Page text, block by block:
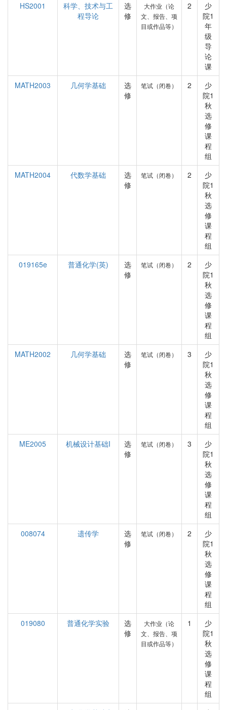
HS2001
科学、技术与工
程导论
选
修
大作业（论
文、报告、项
目或作品等）
2
少
院1
年
级
导
论
课
MATH2003
几何学基础
选
修
笔试（闭卷） 2
少
院1
秋
选
修
课
程
组
MATH2004
代数学基础
选
修
笔试（闭卷） 2
少
院1
秋
选
修
课
程
组
019165e
普通化学(英)
选
修
笔试（闭卷） 2
少
院1
秋
选
修
课
程
组
MATH2002
几何学基础
选
修
笔试（闭卷） 3
少
院1
秋
选
修
课
程
组
ME2005
机械设计基础I
选
修
笔试（闭卷） 3
少
院1
秋
选
修
课
程
组
008074
遗传学
选
修
笔试（闭卷） 2
少
院1
秋
选
修
课
程
组
019080
普通化学实验
选
修
大作业（论
文、报告、项
目或作品等）
1
少
院1
秋
选
修
课
程
组